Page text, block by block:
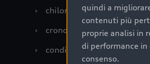
quindi a
contenuti più
proprie analisi in
di performance
consenso.
›
chilometraggio: un valore
›
cronologia dei tagliandi:
›
condizioni della